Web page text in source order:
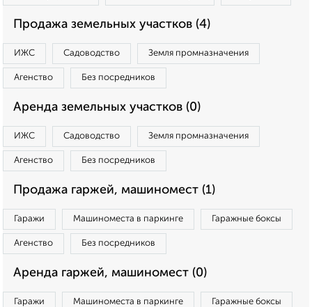
Продажа земельных участков (4)
ИЖС Садоводство Земля промназначения
Агенство Без посредников
Аренда земельных участков (0)
ИЖС Садоводство Земля промназначения
Агенство Без посредников
Продажа гаржей, машиномест (1)
Гаражи Машиноместа в паркинге Гаражные боксы
Агенство Без посредников
Аренда гаржей, машиномест (0)
Гаражи Машиноместа в паркинге Гаражные боксы